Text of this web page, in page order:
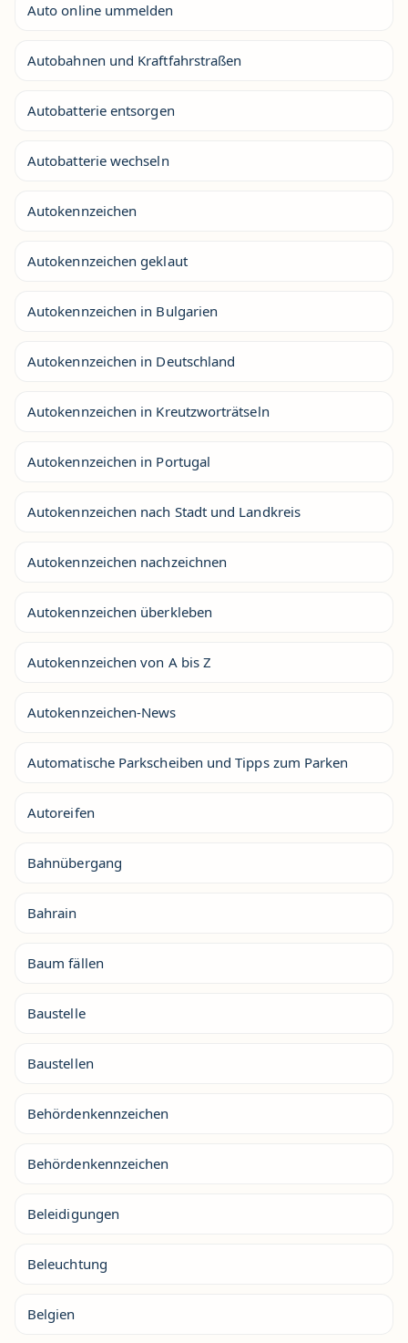
Auto online ummelden
Autobahnen und Kraftfahrstraßen
Autobatterie entsorgen
Autobatterie wechseln
Autokennzeichen
Autokennzeichen geklaut
Autokennzeichen in Bulgarien
Autokennzeichen in Deutschland
Autokennzeichen in Kreutzworträtseln
Autokennzeichen in Portugal
Autokennzeichen nach Stadt und Landkreis
Autokennzeichen nachzeichnen
Autokennzeichen überkleben
Autokennzeichen von A bis Z
Autokennzeichen-News
Automatische Parkscheiben und Tipps zum Parken
Autoreifen
Bahnübergang
Bahrain
Baum fällen
Baustelle
Baustellen
Behördenkennzeichen
Behördenkennzeichen
Beleidigungen
Beleuchtung
Belgien